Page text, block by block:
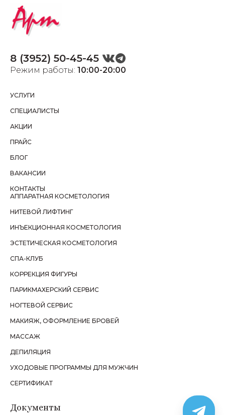
Режим работы: 10:00-20:00
8 (3952) 50-45-45
УСЛУГИ
СПЕЦИАЛИСТЫ
АКЦИИ
ПРАЙС
БЛОГ
ВАКАНСИИ
КОНТАКТЫ
АППАРАТНАЯ КОСМЕТОЛОГИЯ
НИТЕВОЙ ЛИФТИНГ
ИНЪЕКЦИОННАЯ КОСМЕТОЛОГИЯ
ЭСТЕТИЧЕСКАЯ КОСМЕТОЛОГИЯ
СПА-КЛУБ
КОРРЕКЦИЯ ФИГУРЫ
ПАРИКМАХЕРСКИЙ СЕРВИС
НОГТЕВОЙ СЕРВИС
МАКИЯЖ, ОФОРМЛЕНИЕ БРОВЕЙ
МАССАЖ
ДЕПИЛЯЦИЯ
УХОДОВЫЕ ПРОГРАММЫ ДЛЯ МУЖЧИН
СЕРТИФИКАТ
Документы